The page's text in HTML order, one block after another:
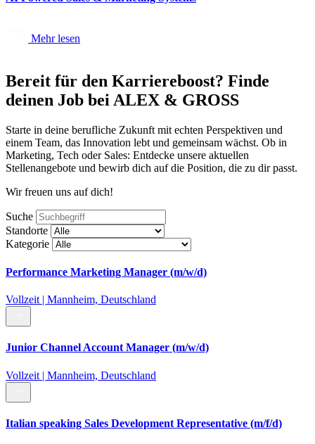
Mehr lesen
Bereit für den Karriereboost? Finde
deinen Job bei ALEX & GROSS
Starte in deine berufliche Zukunft mit echten Perspektiven und
einem Team, das Innovation lebt und gemeinsam wächst. Ob in
Marketing, Tech oder Sales: Entdecke unsere aktuellen
Stellenangebote und bewirb dich auf die Position, die zu dir passt.
Wir freuen uns auf dich!
Suche
Standorte
Kategorie
Performance Marketing Manager (m/w/d)
Vollzeit | Mannheim, Deutschland
Junior Channel Account Manager (m/w/d)
Vollzeit | Mannheim, Deutschland
Italian speaking Sales Development Representative (m/f/d)